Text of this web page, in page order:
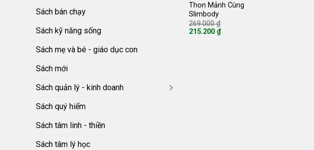
Sách bán chạy
Sách kỹ năng sống
Sách mẹ và bé - giáo dục con
Sách mới
Sách quản lý - kinh doanh
Sách quý hiếm
Sách tâm linh - thiền
Sách tâm lý học
Thon Mảnh Cùng
Slimbody
269.000₫
215.200₫